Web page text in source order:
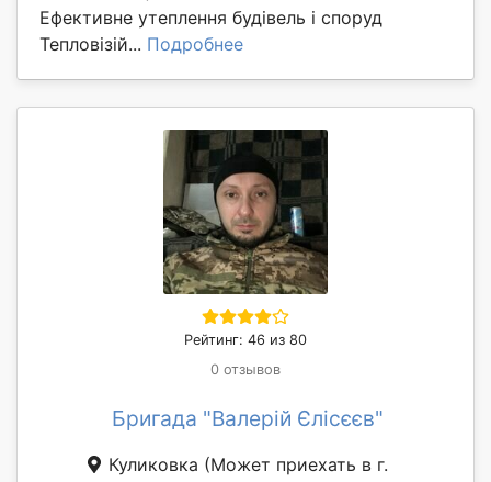
Ефективне утеплення будівель і споруд
Тепловізій... Подробнее
Рейтинг: 46 из 80
0 отзывов
Бригада "Валерій Єлісєєв"
Куликовка (Может приехать в г.